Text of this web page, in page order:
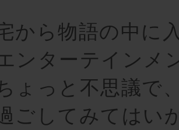
から物語の中に
ンターテインメ
ょっと不思議で
ごしてみてはい